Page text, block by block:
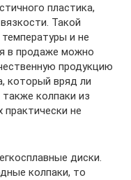
пластика,
Такой
и не
в продаже можно
продукцию
который вряд ли
колпаки из
не
диски.
колпаки, то